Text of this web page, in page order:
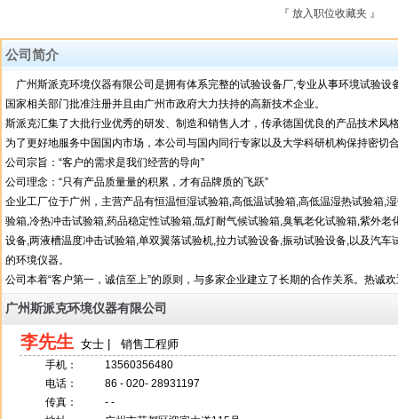
『 放入职位收藏夹 』
公司简介
广州斯派克环境仪器有限公司是拥有体系完整的试验设备厂,专业从事环境试验
国家相关部门批准注册并且由广州市政府大力扶持的高新技术企业。
斯派克汇集了大批行业优秀的研发、制造和销售人才，传承德国优良的产品技术
为了更好地服务中国国内市场，本公司与国内同行专家以及大学科研机构保持密
公司宗旨：“客户的需求是我们经营的导向”
公司理念：“只有产品质量量的积累，才有品牌质的飞跃”
企业工厂位于广州，主营产品有恒温恒湿试验箱,高低温试验箱,高低温湿热试验箱,
验箱,冷热冲击试验箱,药品稳定性试验箱,氙灯耐气候试验箱,臭氧老化试验箱,紫外
设备,两液槽温度冲击试验箱,单双翼落试验机,拉力试验设备,振动试验设备,以及汽
的环境仪器。
公司本着“客户第一，诚信至上”的原则，与多家企业建立了长期的合作关系。热
广州斯派克环境仪器有限公司
李先生 女士 | 销售工程师
手机：
13560356480
电话：
86 - 020- 28931197
传真：
- -